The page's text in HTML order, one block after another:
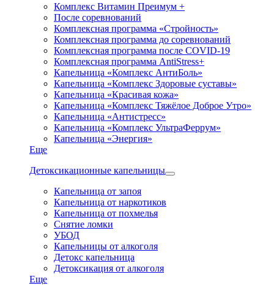
Комплекс Витамин Преимум +
После соревнований
Комплексная программа «Стройность»
Комплексная программа до соревнований
Комплексная программа после COVID-19
Комплексная программа AntiStress+
Капельница «Комплекс АнтиБоль»
Капельница «Комплекс Здоровые суставы»
Капельница «Красивая кожа»
Капельница «Комплекс Тяжёлое Доброе Утро»
Капельница «Антистресс»
Капельница «Комплекс УльтраФеррум»
Капельница «Энергия»
Еще
Детоксикационные капельницы
Капельница от запоя
Капельница от наркотиков
Капельница от похмелья
Снятие ломки
УБОД
Капельницы от алкоголя
Детокс капельница
Детоксикация от алкоголя
Еще